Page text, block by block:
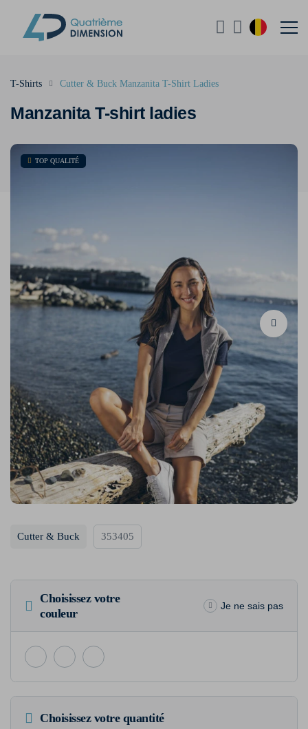
Manzanita T-shirt ladies
T-Shirts Cutter & Buck Manzanita T-Shirt Ladies
TOP QUALITÉ
Cutter & Buck 353405
Choisissez votre
couleur
Je ne sais pas
Choisissez votre quantité